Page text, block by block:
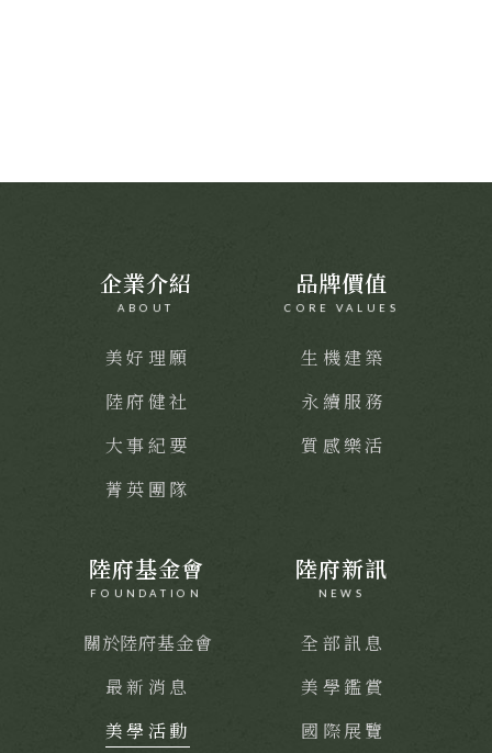
企業介紹
ABOUT
美好理願
陸府健社
大事紀要
菁英團隊
品牌價值
CORE VALUES
生機建築
永續服務
質感樂活
陸府基金會
FOUNDATION
關於陸府基金會
最新消息
美學活動
陸府新訊
NEWS
全部訊息
美學鑑賞
國際展覽